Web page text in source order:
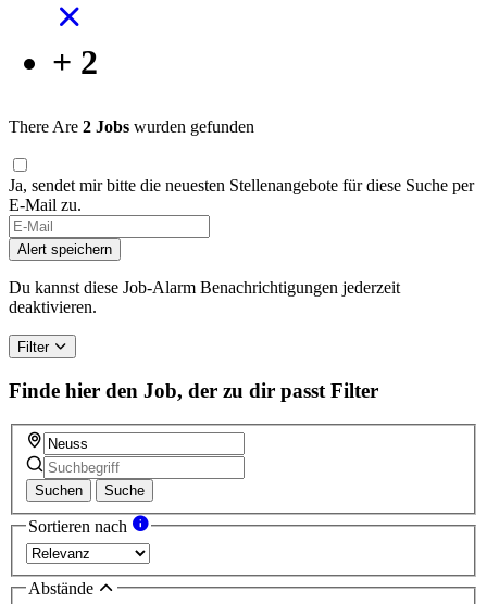
+ 2
There Are 2 Jobs wurden gefunden
Ja, sendet mir bitte die neuesten Stellenangebote für diese Suche per
E-Mail zu.
Alert speichern
Du kannst diese Job-Alarm Benachrichtigungen jederzeit
deaktivieren.
Filter
Finde hier den Job, der zu dir passt Filter
Suchen Suche
Sortieren nach
Abstände